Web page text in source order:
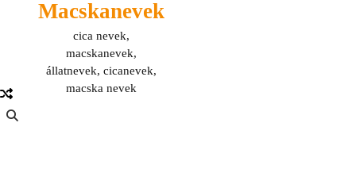
Macskanevek
cica nevek,
macskanevek,
állatnevek, cicanevek,
macska nevek